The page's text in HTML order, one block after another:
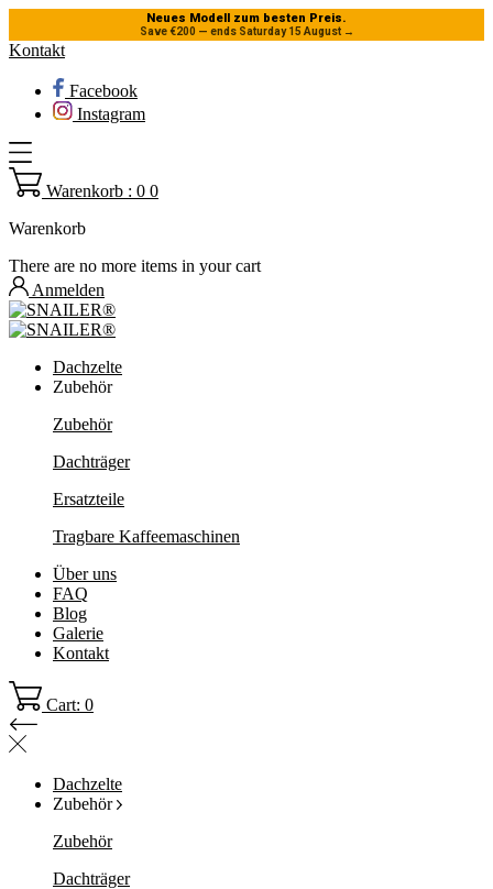
Neues Modell zum besten Preis.
Save €200 — ends Saturday 15 August →
Kontakt
Facebook
Instagram
Warenkorb : 0 0
Warenkorb
There are no more items in your cart
Anmelden
Dachzelte
Zubehör
Zubehör
Dachträger
Ersatzteile
Tragbare Kaffeemaschinen
Über uns
FAQ
Blog
Galerie
Kontakt
Cart: 0
Dachzelte
Zubehör
Zubehör
Dachträger